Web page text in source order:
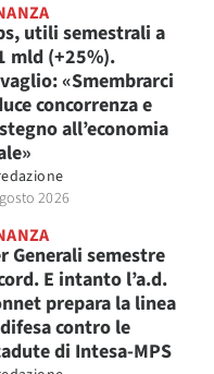
utili semestrali a
mld (+25%).
«Smembrarci
concorrenza e
all’economia
2026
Generali semestre
E intanto l’a.d.
prepara la linea
contro le
di Intesa-MPS